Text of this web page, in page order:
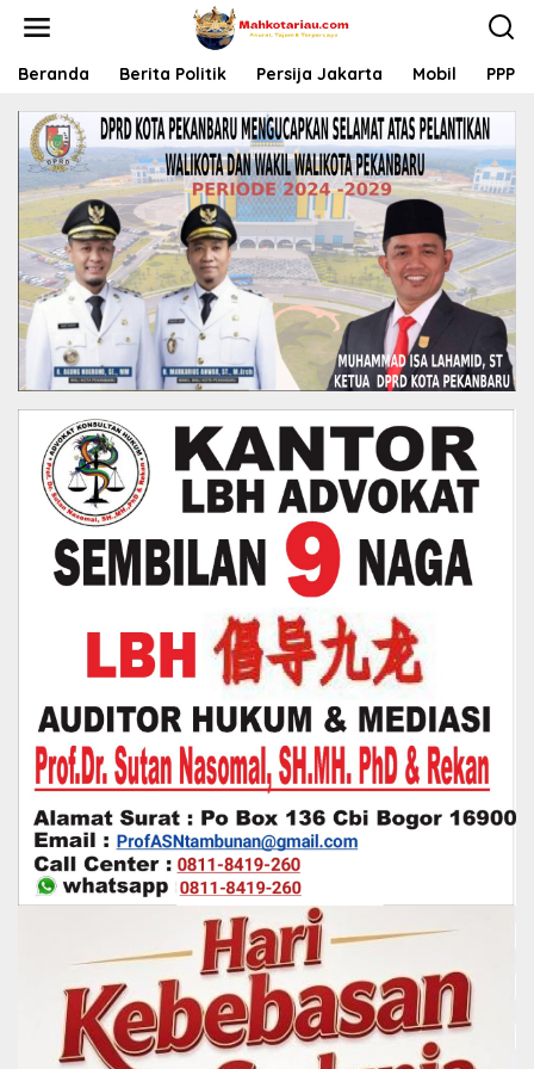
Beranda Berita Politik Persija Jakarta Mobil PPP